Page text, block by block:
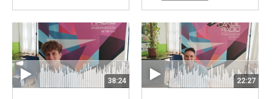
Facebook
Twitter
concon
38:24 22:27